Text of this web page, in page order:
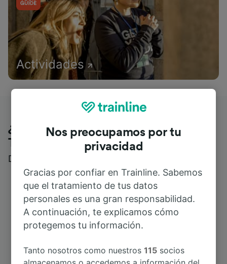
Actividades
¿Qué piensan nuestros clientes de
Trainline?
Descubre reseñas reales de nuestros viajeros
Nos preocupamos por tu
privacidad
Gracias por confiar en Trainline. Sabemos
que el tratamiento de tus datos
personales es una gran responsabilidad.
A continuación, te explicamos cómo
protegemos tu información.
Tanto nosotros como nuestros115 socios